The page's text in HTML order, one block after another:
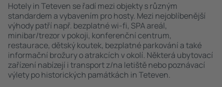
Hotely in Teteven se řadí mezi objekty s různým
standardem a vybavením pro hosty. Mezi nejoblíbenější
výhody patří např. bezplatné wi-fi, SPA areál,
minibar/trezor v pokoji, konferenční centrum,
restaurace, dětský koutek, bezplatné parkování a také
informační brožury o atrakcích v okolí. Některá ubytovací
zařízení nabízejí i transport z/na letiště nebo poznávací
výlety po historických památkách in Teteven.